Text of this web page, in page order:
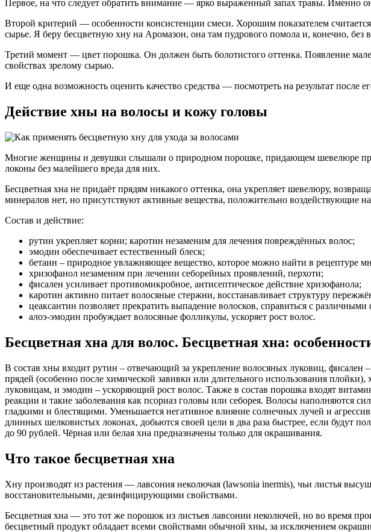
Первое, на что следует обратить внимание — ярко выраженный запах травы. Именно он
Второй критерий — особенности консистенции смеси. Хорошим показателем считается
сырье. Я беру бесцветную хну на Аромазон, она там пудрового помола и, конечно, без
Третий момент — цвет порошка. Он должен быть болотистого оттенка. Появление
свойствах зрелому сырью.
И еще одна возможность оценить качество средства — посмотреть на результат
Действие хны на волосы и кожу головы
Многие женщины и девушки слышали о природном порошке, придающем шевелюре
локоны без малейшего вреда для них.
Бесцветная хна не придаёт прядям никакого оттенка, она укрепляет шевелюру,
минералов нет, но присутствуют активные вещества, положительно воздействующие
Состав и действие:
рутин укрепляет корни; каротин незаменим для лечения повреждённых волос;
эмодин обеспечивает естественный блеск;
бетаин – природное увлажняющее вещество, которое можно найти в рецептуре
хризофанол незаменим при лечении себорейных проявлений, перхоти;
фисален усиливает противомикробное, антисептическое действие хризофанола;
каротин активно питает волосяные стержни, восстанавливает структуру
цеаксантин позволяет прекратить выпадение волосков, справиться с
алоэ-эмодин пробуждает волосяные фолликулы, ускоряет рост волос.
Бесцветная хна для волос. Бесцветная хна:
В состав хны входит рутин – отвечающий за укрепление волосяных луковиц,
прядей (особенно после химической завивки или длительного использования
луковицам, и эмодин – ускоряющий рост волос. Также в состав порошка входят
реакции и такие заболевания как псориаз головы или себорея. Волосы наполняются
гладкими и блестящими. Уменьшается негативное влияние солнечных лучей и
длинных шелковистых локонах, добьются своей цели в два раза быстрее, если будут
до 90 рублей. Чёрная или белая хна предназначены только для окрашивания.
Что такое бесцветная хна
Хну производят из растения — лавсония неколючая (lawsonia inermis), чьи листья
восстановительными, дезинфицирующими свойствами.
Бесцветная хна — это тот же порошок из листьев лавсонии неколючей, но во время
бесцветный продукт обладает всеми свойствами обычной хны, за исключением